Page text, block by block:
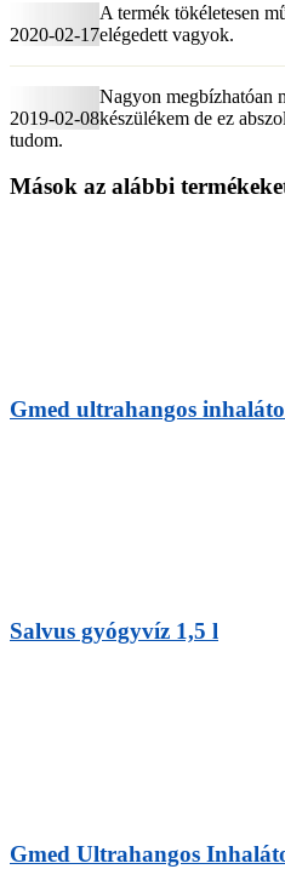
2020-02-17
A termék tökéletesen
elégedett vagyok.
2019-02-08
Nagyon megbízhatóan
készülékem de ez
tudom.
Mások az alábbi
Gmed ultrahangos
Salvus gyógyvíz 1,5 l
Gmed Ultrahangos